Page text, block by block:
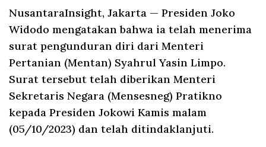
NusantaraInsight, Jakarta — Presiden Joko
Widodo mengatakan bahwa ia telah menerima
surat pengunduran diri dari Menteri
Pertanian (Mentan) Syahrul Yasin Limpo.
Surat tersebut telah diberikan Menteri
Sekretaris Negara (Mensesneg) Pratikno
kepada Presiden Jokowi Kamis malam
(05/10/2023) dan telah ditindaklanjuti.